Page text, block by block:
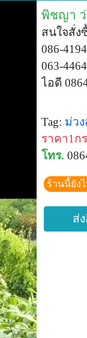
พิชญา
สนใจสั่ง
086-
063-
ไอดี
Tag: ม่ว
ราคา1ก
โทร.
ร้านนี้ยัง
ส่